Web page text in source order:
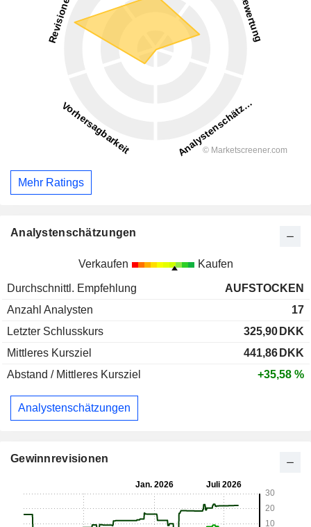
Mehr Ratings
Analystenschätzungen
Verkaufen Kaufen
Durchschnittl. Empfehlung
AUFSTOCKEN
Anzahl Analysten
17
Letzter Schlusskurs
325,90 DKK
Mittleres Kursziel
441,86 DKK
Abstand / Mittleres Kursziel
+35,58 %
Analystenschätzungen
Gewinnrevisionen